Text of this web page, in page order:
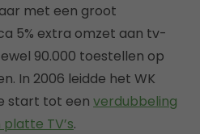
met een groot
5% extra omzet aan tv-
90.000 toestellen op
In 2006 leidde het WK
start tot een verdubbeling
TV’s.